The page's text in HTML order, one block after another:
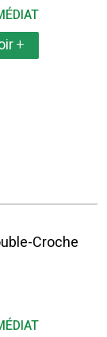
+
Croche